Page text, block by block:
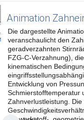
Animation
Die dargestellte
veranschaulicht den
geradverzahnten
FZG-C-Verzahnung), die
kinematischen
Entwicklung von
Schmierstofftemperatur
Zahnverlustleistung. Die